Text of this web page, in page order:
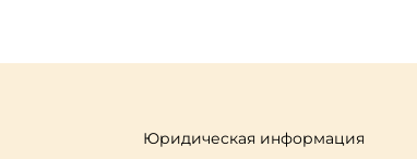
Юридическая информация